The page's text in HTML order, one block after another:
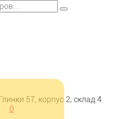
57, корпус 2, склад 4
0